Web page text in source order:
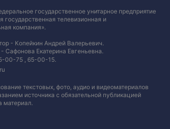
государственное унитарное предприятие
государственная телевизионная и
компания».
- Копейкин Андрей Валерьевич.
Сафонова Екатерина Евгеньевна.
00-75 , 65-00-15.
текстовых, фото, аудио и видеоматериалов
источника с обязательной публикацией
материал.